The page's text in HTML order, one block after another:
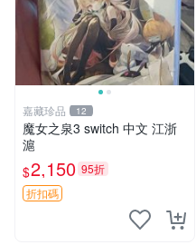
嘉藏珍品 12
魔女之泉3 switch 中文 江浙
滬
$2,150 95折
折扣碼